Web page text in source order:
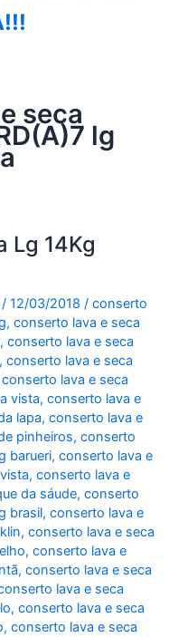
seca
lg
Lg 14Kg
/12/03/2018 /conserto
,conserto lava e seca
,conserto lava e seca
,conserto lava e seca
conserto lava e seca
vista,conserto lava e
lapa,conserto lava e
pinheiros,conserto
barueri,conserto lava e
,conserto lava e
da sáude,conserto
brasil,conserto lava e
,conserto lava e seca
,conserto lava e
,conserto lava e seca
lava e seca
,conserto lava e seca
,conserto lava e seca